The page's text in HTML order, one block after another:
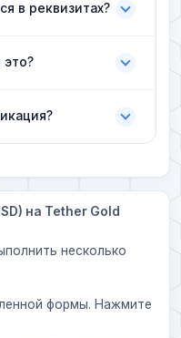
в реквизитах?
это?
на Tether Gold
несколько
формы. Нажмите